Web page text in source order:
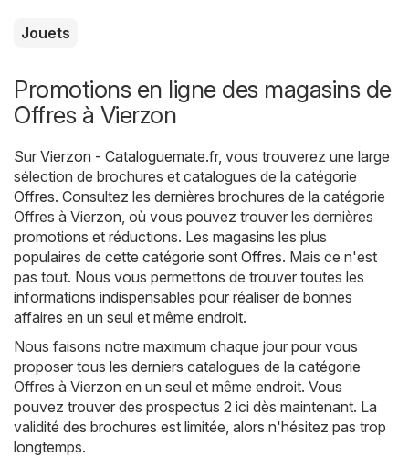
Jouets
Promotions en ligne des magasins de
Offres à Vierzon
Sur Vierzon - Cataloguemate.fr, vous trouverez une large
sélection de brochures et catalogues de la catégorie
Offres. Consultez les dernières brochures de la catégorie
Offres à Vierzon, où vous pouvez trouver les dernières
promotions et réductions. Les magasins les plus
populaires de cette catégorie sont Offres. Mais ce n'est
pas tout. Nous vous permettons de trouver toutes les
informations indispensables pour réaliser de bonnes
affaires en un seul et même endroit.
Nous faisons notre maximum chaque jour pour vous
proposer tous les derniers catalogues de la catégorie
Offres à Vierzon en un seul et même endroit. Vous
pouvez trouver des prospectus 2 ici dès maintenant. La
validité des brochures est limitée, alors n'hésitez pas trop
longtemps.